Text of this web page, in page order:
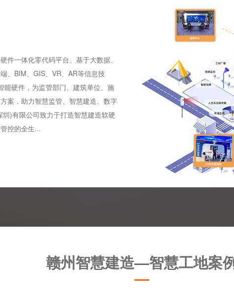
件一体化零代码平台。基于大数据、
、BIM、GIS、VR、AR等信息技
能硬件，为监管部门、建筑单位、施
案，助力智慧监管、智慧建造、数字
)有限公司致力于打造智慧建造软硬
控的全生...
赣州智慧建造—智慧工地案